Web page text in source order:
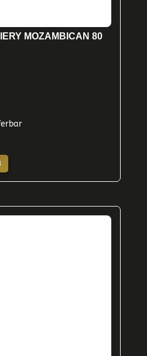
MOZAMBICAN 80